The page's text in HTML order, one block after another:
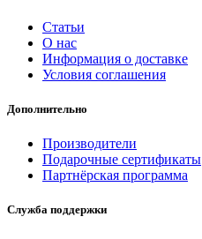
Статьи
О нас
Информация о доставке
Условия соглашения
Дополнительно
Производители
Подарочные сертификаты
Партнёрская программа
Служба поддержки